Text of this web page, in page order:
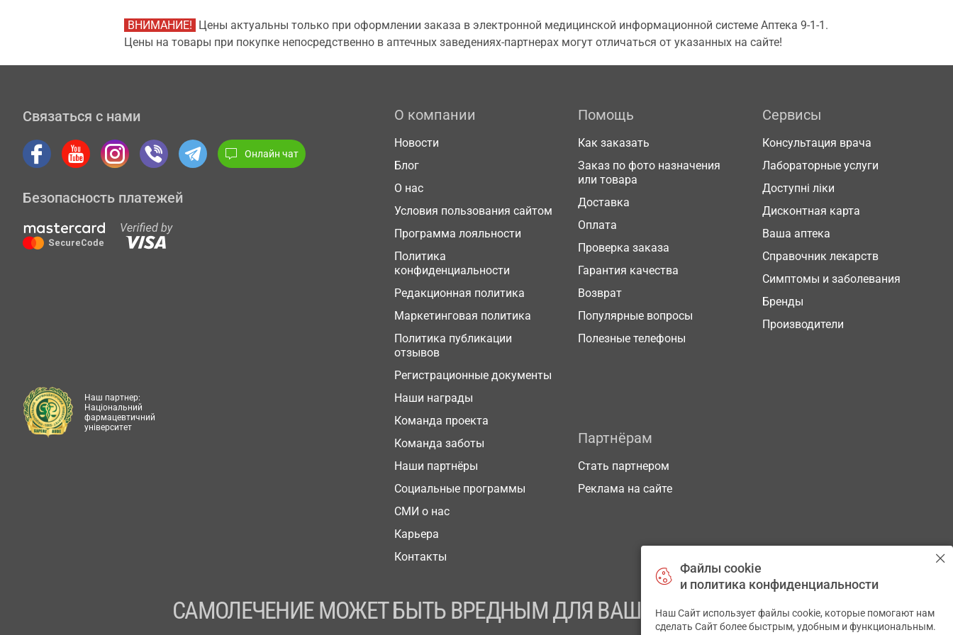
ВНИМАНИЕ! Цены актуальны только при оформлении заказа в электронной медицинской информационной системе Аптека 9-1-1.
Цены на товары при покупке непосредственно в аптечных заведениях-партнерах могут отличаться от указанных на сайте!
Связаться с нами
Онлайн чат
Безопасность платежей
О компании
Новости
Блог
О нас
Условия пользования сайтом
Программа лояльности
Политика
конфиденциальности
Редакционная политика
Маркетинговая политика
Политика публикации
отзывов
Регистрационные документы
Наши награды
Команда проекта
Команда заботы
Наши партнёры
Социальные программы
СМИ о нас
Карьера
Контакты
Помощь
Как заказать
Заказ по фото назначения
или товара
Доставка
Оплата
Проверка заказа
Гарантия качества
Возврат
Популярные вопросы
Полезные телефоны
Сервисы
Консультация врача
Лабораторные услуги
Доступні ліки
Дисконтная карта
Ваша аптека
Справочник лекарств
Симптомы и заболевания
Бренды
Производители
Партнёрам
Стать партнером
Реклама на сайте
Наш партнер:
Національний
фармацевтичний
університет
САМОЛЕЧЕНИЕ МОЖЕТ БЫТЬ ВРЕДНЫМ ДЛЯ ВАШЕГО ЗДОРОВЬЯ
Файлы cookie
и политика конфиденциальности
Наш Сайт использует файлы cookie, которые помогают нам
сделать Сайт более быстрым, удобным и функциональным.
✕